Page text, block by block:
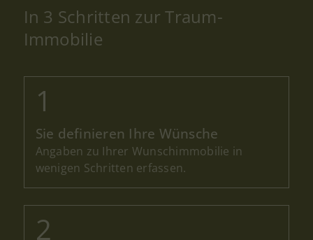
werden
Nehmen Sie sich einen Moment Zeit, um
das Formular auszufüllen. Dies hilft uns,
Ihre individuelle Situation besser zu
verstehen und gezielte Beratung
anzubieten.
In 3 Schritten zur Traum-
Immobilie
Sie definieren Ihre Wünsche
Angaben zu Ihrer Wunschimmobilie in
wenigen Schritten erfassen.